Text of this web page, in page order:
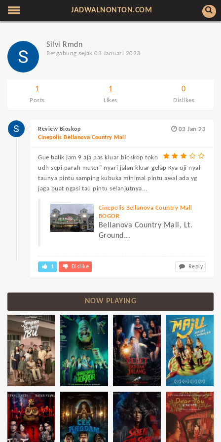
JADWALNONTON.COM
Silvi Rmdn
Bergabung sejak 03 Januari 2023
1
Posts
1
Likes
0
Dislikes
03 Jan 23
Review Bioskop
Cinepolis Bellanova Country Mall
Gue balik jam 9 aja pas kluar bioskop toko
udh sepi parah muter" nyari jalan kluar gelap Kya uji nyali
taunya pintu samping kubuka minimal pintu awal ada yg
jaga buat ngasi tau pintu selanjutnya...
Cinepolis Bellanova Country Mall
BOGOR
Bellanova Country Mall, Lt.
Ground...
1 Dislike Reply
NOW PLAYING